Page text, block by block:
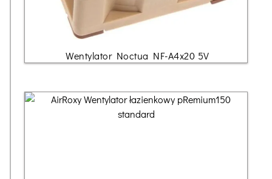
Wentylator Noctua NF-A4x20 5V